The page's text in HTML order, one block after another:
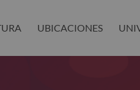
UBICACIONES